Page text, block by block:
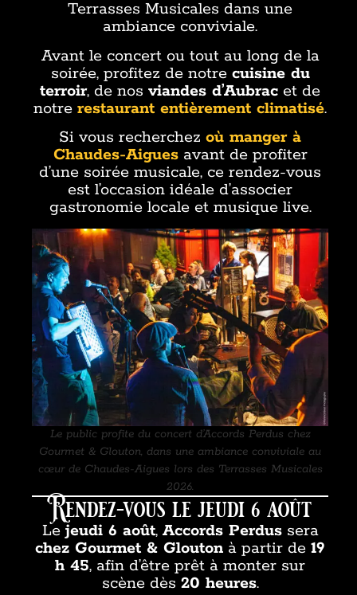
Terrasses Musicales dans une
ambiance conviviale.
Avant le concert ou tout au long de la
soirée, profitez de notre cuisine du
terroir, de nosviandes d’Aubrac et de
notrerestaurant entièrement climatisé.
Si vous recherchezoù manger à
Chaudes-Aiguesavant de profiter
d’une soirée musicale, ce rendez-vous
est l’occasion idéale d’associer
gastronomie locale et musique live.
Le public profite du concert d’Accords Perdus chez
Gourmet & Glouton, dans une ambiance conviviale au
cœur de Chaudes-Aigues lors des Terrasses Musicales
2026.
Rendez-vous le jeudi 6 août
Le jeudi 6 août, Accords Perdussera
chez Gourmet & Glouton à partir de19
h 45, afin d’être prêt à monter sur
scène dès 20 heures.